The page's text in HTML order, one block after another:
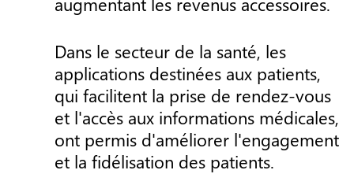
Dans le secteur de la santé, les
applications destinées aux patients,
qui facilitent la prise de rendez-vous
et l'accès aux informations médicales,
ont permis d'améliorer l'engagement
et la fidélisation des patients.